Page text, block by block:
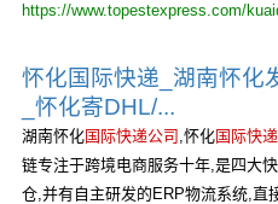
https://www.topestexpress.com/
怀化国际快递_湖南怀化
_怀化寄DHL/...
湖南怀化国际快递公司 ,怀化国际快
链专注于跨境电商服务十年,是四大
仓,并有自主研发的ERP物流系统,直